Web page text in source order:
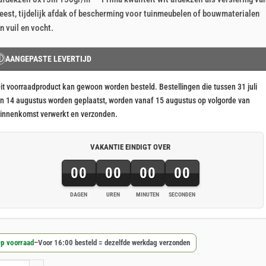
tijdelijk afdak of bescherming voor tuinmeubelen of bouwmaterialen
vuil en vocht.
AANGEPASTE LEVERTIJD
voorraadproduct kan gewoon worden besteld. Bestellingen die tussen 31 juli
14 augustus worden geplaatst, worden vanaf 15 augustus op volgorde van
verwerkt en verzonden.
VAKANTIE EINDIGT OVER
00
DAGEN
00
UREN
00
MINUTEN
00
SECONDEN
voorraad–Voor 16:00 besteld = dezelfde werkdag verzonden